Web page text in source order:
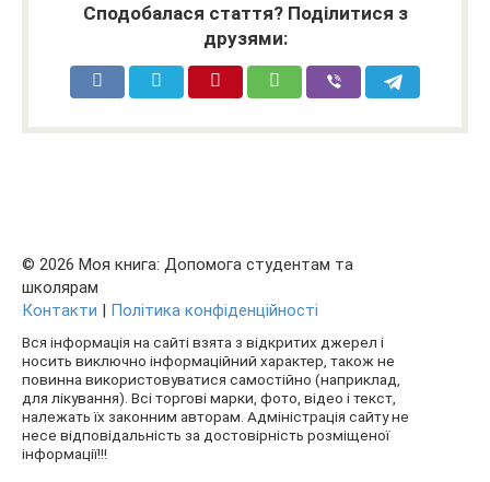
Сподобалася стаття? Поділитися з
друзями:
© 2026 Моя книга: Допомога студентам та
школярам
Контакти | Політика конфіденційності
Вся інформація на сайті взята з відкритих джерел і
носить виключно інформаційний характер, також не
повинна використовуватися самостійно (наприклад,
для лікування). Всі торгові марки, фото, відео і текст,
належать їх законним авторам. Адміністрація сайту не
несе відповідальність за достовірність розміщеної
інформації!!!